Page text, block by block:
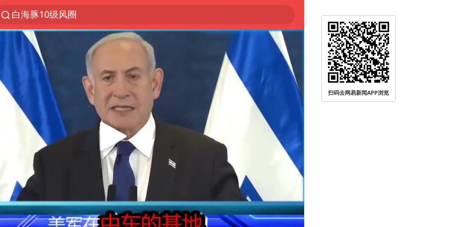
白海豚10级风圈
上半年我国经营主体结构持续优化
上海：5号线16号线浦江线全线停运
上海全域长途客运班次全部停运
白海豚将给京津冀带来大暴雨
王传君 《披荆斩棘》
国足U17与阿森纳决赛取消 并列冠军
上海有出现龙卷潜势
王艺迪无缘横滨赛决赛
上门女婿出轨女邻居多年被判重婚罪
以军士兵把枪口对准中国记者
扫码去网易新闻APP浏览